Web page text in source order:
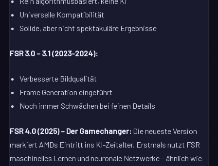
Universelle Kompatibilität
Solide, aber nicht spektakuläre Ergebnisse
FSR 3.0 – 3.1 (2023-2024):
Verbesserte Bildqualität
Frame Generation eingeführt
Noch immer Schwächen bei feinen Details
FSR 4.0 (2025) – Der Gamechanger: Die neueste Version
markiert AMDs Eintritt ins KI-Zeitalter. Erstmals nutzt FSR
maschinelles Lernen und neuronale Netzwerke – ähnlich wie